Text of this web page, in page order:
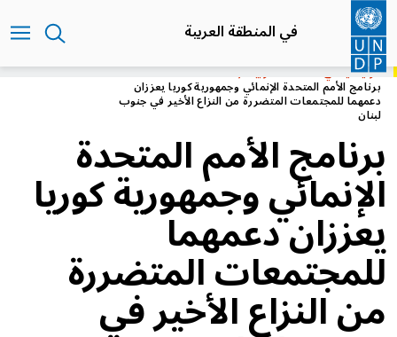
تجاوز
إلى
المحتوى
الرئيسي
في المنطقة العربية
الرئيسيةفي المنطقة العربية
برنامج الأمم المتحدة الإنمائي وجمهورية كوريا يعززان
دعمهما للمجتمعات المتضررة من النزاع الأخير في جنوب
لبنان
برنامج الأمم المتحدة
الإنمائي وجمهورية كوريا
يعززان دعمهما
للمجتمعات المتضررة
من النزاع الأخير في